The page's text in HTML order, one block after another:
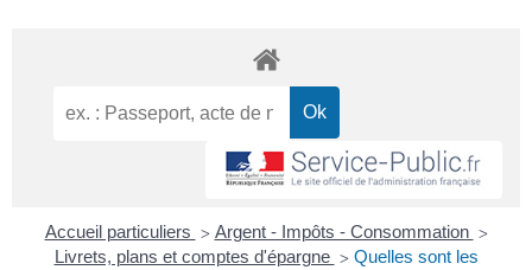
Accueil particuliers > Argent - Impôts - Consommation >
Livrets, plans et comptes d'épargne > Quelles sont les